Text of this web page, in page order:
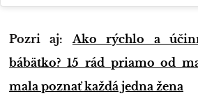
Pozri aj: Ako rýchlo a
bábätko? 15 rád priamo od
mala poznať každá jedna žena